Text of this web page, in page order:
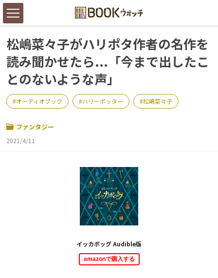
松嶋菜々子がハリポタ作者の名作を
読み聞かせたら...「今まで出したこ
とのないような声」
オーディオブック ハリーポッター 松嶋菜々子
ファンタジー
2021/4/11
イッカボッグ Audible版
amazonで購入する